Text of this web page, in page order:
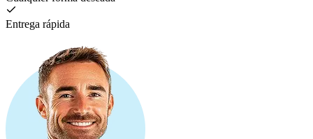
Entrega rápida